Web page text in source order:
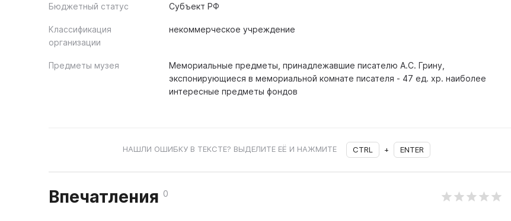
Бюджетный статус Субъект РФ
Классификация
организации
некоммерческое учреждение
Предметы музея
Мемориальные предметы, принадлежавшие писателю А.С. Грину,
экспонирующиеся в мемориальной комнате писателя - 47 ед. хр. наиболее
интересные предметы фондов
НАШЛИ ОШИБКУ В ТЕКСТЕ? ВЫДЕЛИТЕ ЕЁ И НАЖМИТЕ CTRL + ENTER
Впечатления 0